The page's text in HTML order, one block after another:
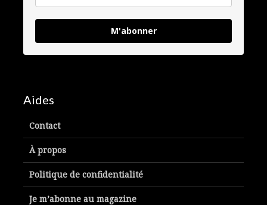
M'abonner
Aides
Contact
À propos
Politique de confidentialité
Je m’abonne au magazine